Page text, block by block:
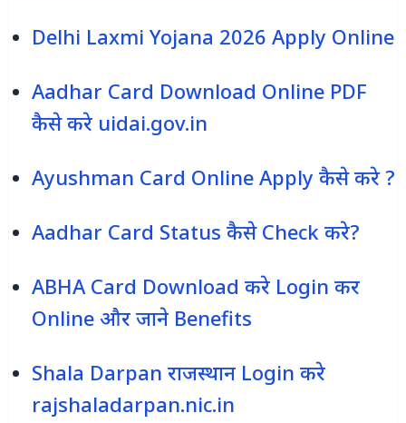
Delhi Laxmi Yojana 2026 Apply Online
Aadhar Card Download Online PDF
कैसे करे uidai.gov.in
Ayushman Card Online Apply कैसे करे ?
Aadhar Card Status कैसे Check करे?
ABHA Card Download करे Login कर
Online और जाने Benefits
Shala Darpan राजस्‍थान Login करे
rajshaladarpan.nic.in